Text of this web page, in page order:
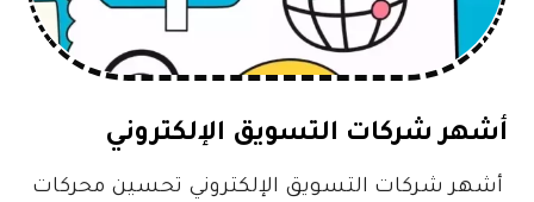
أشهر شركات التسويق الإلكتروني
أشهر شركات التسويق الإلكتروني تحسين محركات